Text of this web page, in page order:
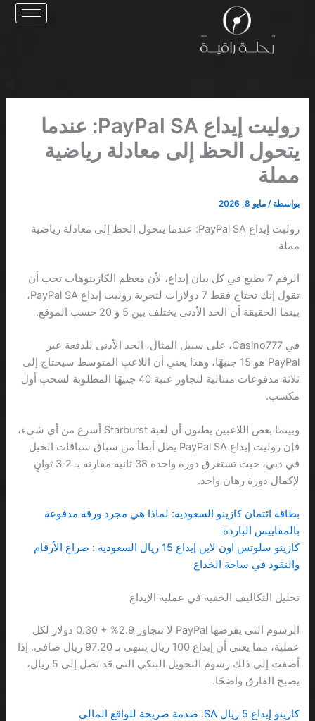
روليت إيداع PayPal SA: عندما
يتحول الحظ إلى معادلة رياضية
مملة
بواسطة /مايو 8, 2026
روليت إيداع PayPal SA: عندما يتحول الحظ إلى معادلة رياضية
مملة
الرقم 7 يطبع في كل بيان إيداع، لأن معظم الكازينوهات تحب أن
تقول إنك تحتاج فقط 7 دولارات لتجربة روليت إيداع PayPal SA،
بينما الحقيقة أن الحد الأدنى يختلف بين 5 و 20 حسب الموقع.
في Casino777، على سبيل المثال، الحد الأدنى للدفعة عبر
PayPal هو 15 جنيهًا، وهذا يعني أن اللاعب المتوسط سيحتاج إلى
ثلاثة مدفوعات متتالية لتجاوز عتبة 40 جنيهًا المطلوبة لسحب أول
مكسب.
وبينما بعض اللاعبين يظنون أن لعبة Starburst أسرع من أي شيء،
فإن روليت إيداع PayPal SA يظل أبطأ من سباق سباقات الخيل
في دبي، حيث تستغرق دورة واحدة 38 ثانية مقارنة بـ 2‑3 ثوانٍ
لإكمال دورة رهان واحد.
بطاقة ائتمان كازينو السعودية: لماذا هي مجرد ورقة مدفوعة
بالمقاييس الباردة
كازينو سلوتس اون لاين إيداع 15 ريال السعودية : صراع الأرقام
والنقود في ساحة الخداع
تحليل التكاليف الخفية في عملية الإيداع
الرسوم التي يفرضها PayPal لا تتجاوز 2.9% + 0.30 دولار لكل
عملية، مما يعني أن إيداع 100 ريال ينتهي بـ 97.20 ريال صافي. إذا
أضفت إلى ذلك رسوم التحويل البنكي التي قد تصل إلى 5 ريال،
يصبح الفارق واضحًا.
كازينو إيداع 5 ريال SA: صدمة صريحة للواقع المالي